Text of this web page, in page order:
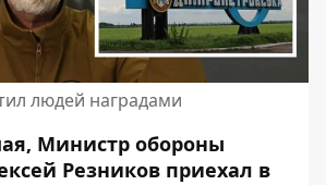
людей наградами
Министр обороны
Резников приехал в